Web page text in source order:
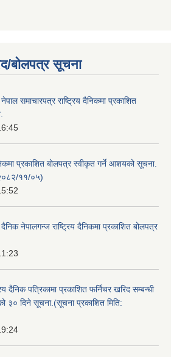
बोलपत्र सूचना
समाचारपत्र राष्ट्रिय दैनिकमा प्रकाशित
प्रकाशित बोलपत्र स्वीकृत गर्ने आशयको सूचना.
११/०५)
नेपालगन्ज राष्ट्रिय दैनिकमा प्रकाशित बोलपत्र
दैनिक पत्रिकामा प्रकाशित फर्निचर खरिद सम्बन्धी
३० दिने सूचना.(सूचना प्रकाशित मिति: